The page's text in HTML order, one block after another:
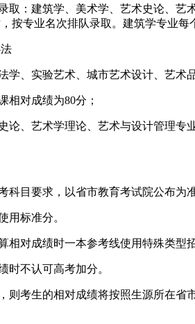
取：建筑学、美术学、艺术史论、
按专业名次排队录取。建筑学专业
学、实验艺术、城市艺术设计、艺术
相对成绩为80分；
论、艺术学理论、艺术与设计管理
科目要求，以省市教育考试院公布为准
用标准分。
相对成绩时一本参考线使用特殊类型
时不认可高考加分。
则考生的相对成绩将按照生源所在省